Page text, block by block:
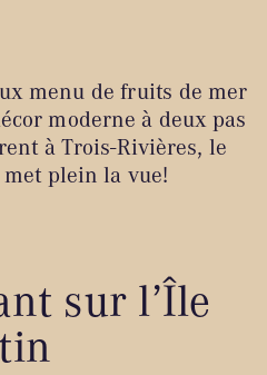
menu de fruits de mer
moderne à deux pas
à Trois-Rivières, le
plein la vue!
sur l’Île